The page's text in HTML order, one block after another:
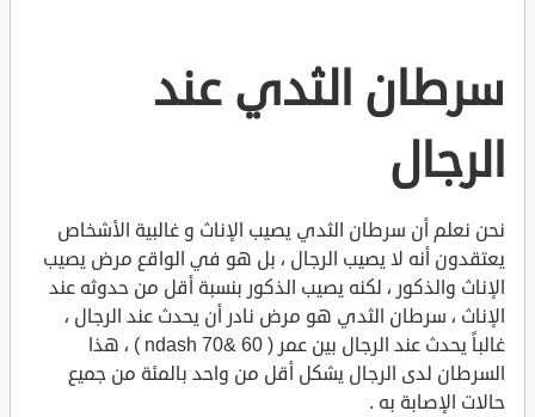
سرطان الثدي عند
الرجال
نحن نعلم أن سرطان الثدي يصيب الإناث و غالبية الأشخاص
يعتقدون أنه لا يصيب الرجال ، بل هو في الواقع مرض يصيب
الإناث والذكور ، لكنه يصيب الذكور بنسبة أقل من حدوثه عند
الإناث ، سرطان الثدي هو مرض نادر أن يحدث عند الرجال ،
غالباً يحدث عند الرجال بين عمر ( 60 &ndash 70 ) ، هذا
السرطان لدى الرجال يشكل أقل من واحد بالمئة من جميع
حالات الإصابة به .